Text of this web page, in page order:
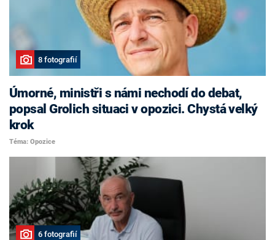
8 fotografií
Úmorné, ministři s námi nechodí do debat,
popsal Grolich situaci v opozici. Chystá velký
krok
Téma: Opozice
6 fotografií